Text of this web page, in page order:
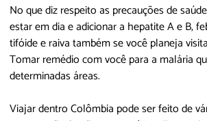
No que diz respeito as precauções de
estar em dia e adicionar a hepatite A e B,
tifóide e raiva também se você planeja
Tomar remédio com você para a malária
determinadas áreas.
Viajar dentro Colômbia pode ser feito de